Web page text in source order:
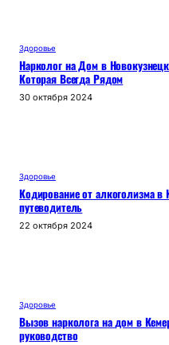
Здоровье
Нарколог на Дом в
Которая Всегда Рядом
30 октября 2024
Здоровье
Кодирование от алкоголизма
путеводитель
22 октября 2024
Здоровье
Вызов нарколога на дом в
руководство